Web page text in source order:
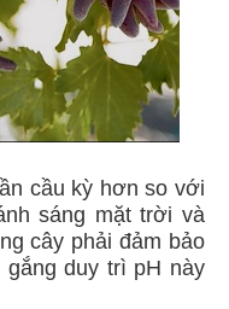
cầu kỳ hơn so với
sáng mặt trời và
cây phải đảm bảo
duy trì pH này